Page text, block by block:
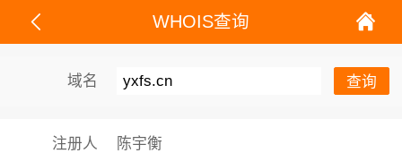
WHOIS查询
域名
注册人 陈宇衡